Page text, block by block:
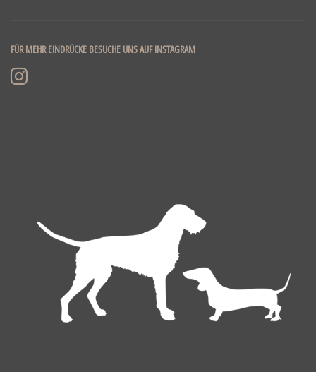
FÜR MEHR EINDRÜCKE BESUCHE UNS AUF INSTAGRAM